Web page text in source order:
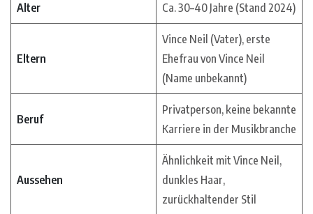
Alter Ca. 30–40 Jahre (Stand 2024)
Eltern
Vince Neil (Vater), erste
Ehefrau von Vince Neil
(Name unbekannt)
Beruf
Privatperson, keine bekannte
Karriere in der Musikbranche
Aussehen
Ähnlichkeit mit Vince Neil,
dunkles Haar,
zurückhaltender Stil